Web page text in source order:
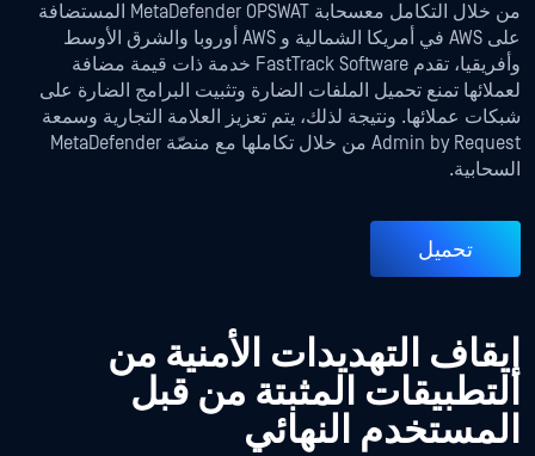
من خلال التكامل معسحابة MetaDefender OPSWAT المستضافة
على AWS في أمريكا الشمالية و AWS أوروبا والشرق الأوسط
وأفريقيا، تقدم FastTrack Software خدمة ذات قيمة مضافة
لعملائها تمنع تحميل الملفات الضارة وتثبيت البرامج الضارة على
شبكات عملائها. ونتيجة لذلك، يتم تعزيز العلامة التجارية وسمعة
Admin by Request من خلال تكاملها مع منصّة MetaDefender
السحابية.
تحميل
إيقاف التهديدات الأمنية من
التطبيقات المثبتة من قبل
المستخدم النهائي